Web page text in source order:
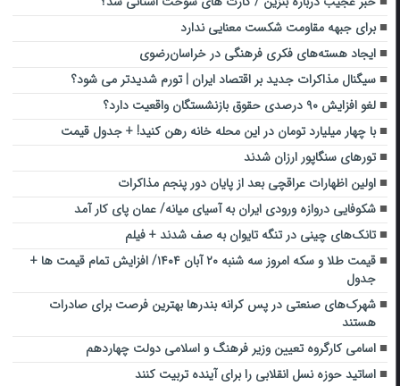
برای جبهه مقاومت شکست معنایی ندارد
ایجاد هسته‌های فکری فرهنگی در خراسان‌رضوی
سیگنال مذاکرات جدید بر اقتصاد ایران | تورم شدیدتر می شود؟
لغو افزایش ۹۰ درصدی حقوق بازنشستگان واقعیت دارد؟
با چهار میلیارد تومان در این محله خانه رهن کنید! + جدول قیمت
تورهای سنگاپور ارزان شدند
اولین اظهارات عراقچی بعد از پایان دور پنجم مذاکرات
شکوفایی دروازه ورودی ایران به آسیای میانه/ عمان پای کار آمد
تانک‌های چینی در تنگه تایوان به‌ صف شدند + فیلم
قیمت طلا و سکه امروز سه شنبه ۲۰ آبان ۱۴۰۴/ افزایش تمام قیمت ها +
جدول
شهرک‌های صنعتی در پس کرانه بندرها بهترین فرصت برای صادرات
هستند
اسامی کارگروه تعیین وزیر فرهنگ و اسلامی دولت چهاردهم
اساتید حوزه نسل انقلابی را برای آینده تربیت کنند